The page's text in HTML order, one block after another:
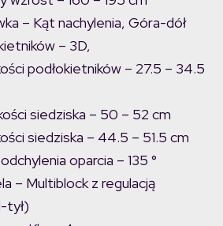
– Kąt nachylenia, Góra-dół
– 3D,
podłokietników – 27.5 – 34.5
siedziska – 50 – 52 cm
siedziska – 44.5 – 51.5 cm
oparcia – 135 °
– Multiblock z regulacją
tył)